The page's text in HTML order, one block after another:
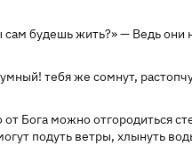
будешь жить?» — Ведь они
тебя же сомнут,
Бога можно отгородиться
подуть ветры, хлынуть